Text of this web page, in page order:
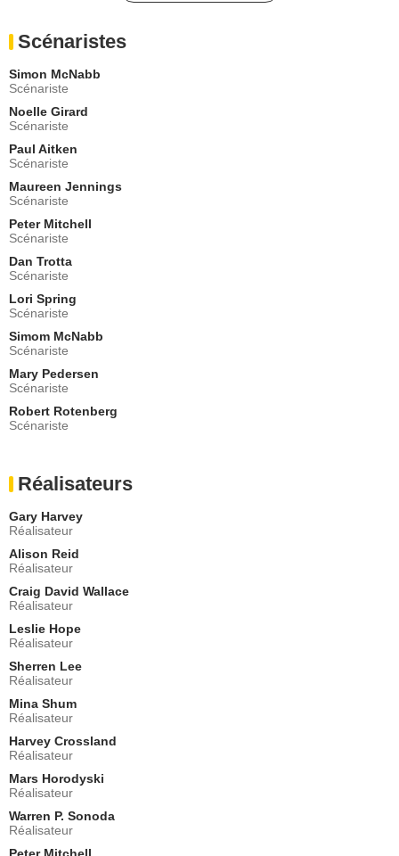
- 3 Episodes :2-4-14
Mr. Clements
- 3 Episodes :
Craig Brown
Eddie Crawford
- 2 Episodes :
Romy Weltman
Isabel Carmichael
- 2 Episodes :
Sebastian Spence
Allen Templeton
- 2 Episodes :
Sean Bell
Horace McWorthy
- 2 Episodes :
James Graham
Arthur Carmichael
- 2 Episodes :17
Peter Keleghan
Terrence Meyers
- 1 Episode :
- 1 Episode :3
Nikola Tesla
- 1 Episode :
Sara Botsford
Susan Kelly
- 1 Episode : 14
Andrew Musselman
Edgar Leonard
- 1 Episode :
Cyrus Lane
Dr. Rupert Newsome
- 1 Episode :
Louise Monot
Régine Rivière
- 1 Episode :
Raven Dauda
Sarah Johnston
- 1 Episode :9
Hugh Thompson
Dan Seavey
Scénaristes
Simon McNabb
Scénariste
Noelle Girard
Scénariste
Paul Aitken
Scénariste
Maureen Jennings
Scénariste
Peter Mitchell
Scénariste
Dan Trotta
Scénariste
Lori Spring
Scénariste
Simom McNabb
Scénariste
Mary Pedersen
Scénariste
Robert Rotenberg
Scénariste
Réalisateurs
Gary Harvey
Réalisateur
Alison Reid
Réalisateur
Craig David Wallace
Réalisateur
Leslie Hope
Réalisateur
Sherren Lee
Réalisateur
Mina Shum
Réalisateur
Harvey Crossland
Réalisateur
Mars Horodyski
Réalisateur
Warren P. Sonoda
Réalisateur